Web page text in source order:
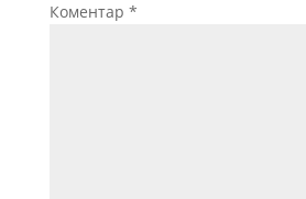
Коментар *